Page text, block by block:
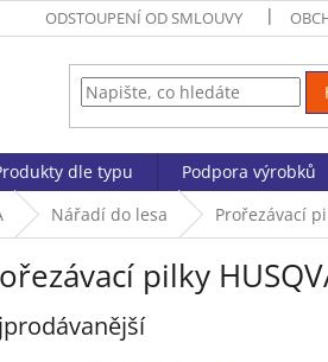
ODSTOUPENÍ OD SMLOUVY
dle typu Podpora výrobků
Nářadí do lesa Prořezávací
pilky